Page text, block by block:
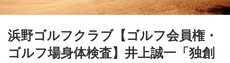
浜野ゴルフクラブ【ゴルフ会員権・
ゴルフ場身体検査】井上誠一「独創